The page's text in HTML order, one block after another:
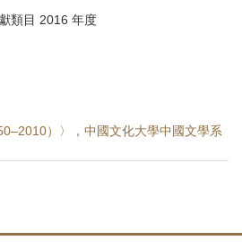
類目 2016 年度
）〉，中國文化大學中國文學系